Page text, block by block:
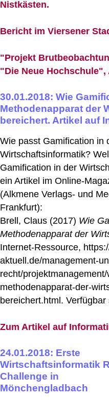
Nistkästen.
Bericht im Viersener
"Projekt
"Die Neue Hochschule",
30.01.2018: Wie
Methodenapparat der
bereichert. Artikel auf
Wie passt Gamification in
Wirtschaftsinformatik?
Gamification in der
ein Artikel im Online-
(Alkmene Verlags- und
Frankfurt):
Brell, Claus (2017) Wie
Methodenapparat der
Internet-Ressource,
aktuell.de/management-
recht/
methodenapparat-der-
bereichert.html.
Zum Artikel auf
24.01.2018: Erste
Wirtschaftsinformatik
Challenge in
Mönchengladbach